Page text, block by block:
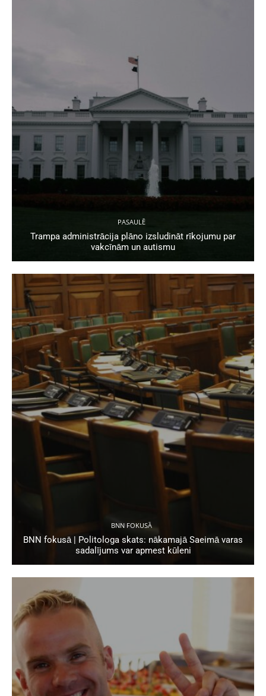
PASAULĒ
Trampa administrācija plāno izsludināt rīkojumu par
vakcīnām un autismu
BNN FOKUSĀ
BNN fokusā | Politologa skats: nākamajā Saeimā varas
sadalījums var apmest kūleni